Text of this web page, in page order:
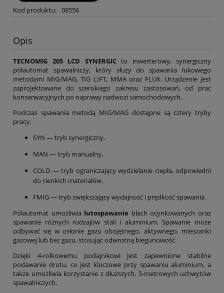
Kod produktu: 08556
Opis
TECNOMIG 205 LCD SYNERGICto inwerterowy, synergiczny
półautomat spawalniczy, który służy do spawania łukowego
metodami MIG/MAG, TIG LIFT, MMA oraz FLUX. Urządzenie jest
zaprojektowane do szerokiego zakresu zastosowań, od prac
konserwacyjnych po naprawy nadwozi samochodowych.
Podczas spawania metodą MIG/MAG dostępne są cztery tryby
pracy:
SYN — tryb synergiczny,
MAN — tryb manualny,
COLD — tryb ograniczający wydzielanie ciepła, odpowiedni
do cienkich materiałów,
FMIG — tryb zwiększający wydajność i prędkość spawania.
Półautomat umożliwia lutospawanie blach ocynkowanych oraz
spawanie różnych rodzajów stali i aluminium. Spawanie może
odbywać się w osłonie gazu obojętnego, aktywnego, mieszanki
gazowej lub bez gazu, stosując odwrotną biegunowość.
Dzięki 4-rolkowemu podajnikowi jest zapewnione stabilne
podawanie drutu, co jest kluczowe przy spawaniu aluminium, a
także umożliwia korzystanie z dłuższych, 5-metrowych uchwytów
spawalniczych.